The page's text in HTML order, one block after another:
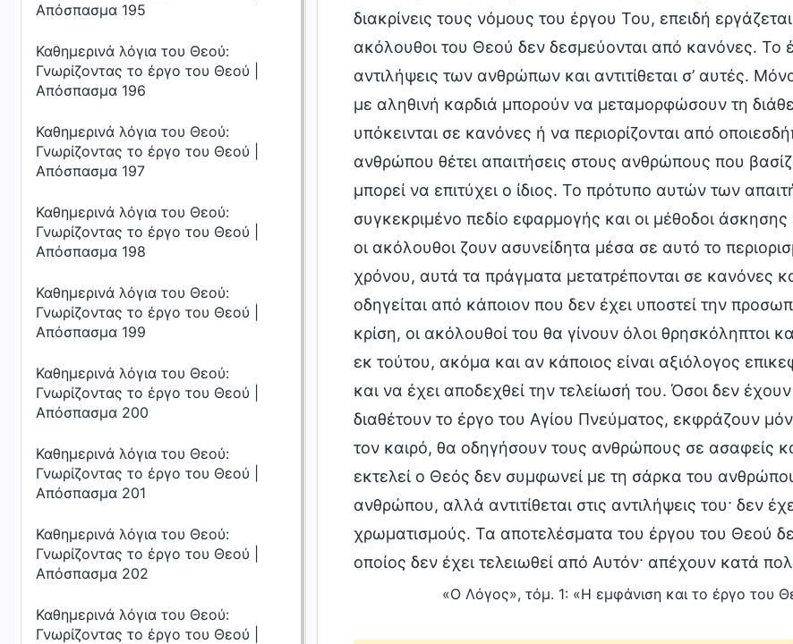
Απόσπασμα 195
Καθημερινά λόγια του Θεού:
Γνωρίζοντας το έργο του Θεού |
Απόσπασμα 196
Καθημερινά λόγια του Θεού:
Γνωρίζοντας το έργο του Θεού |
Απόσπασμα 197
Καθημερινά λόγια του Θεού:
Γνωρίζοντας το έργο του Θεού |
Απόσπασμα 198
Καθημερινά λόγια του Θεού:
Γνωρίζοντας το έργο του Θεού |
Απόσπασμα 199
Καθημερινά λόγια του Θεού:
Γνωρίζοντας το έργο του Θεού |
Απόσπασμα 200
Καθημερινά λόγια του Θεού:
Γνωρίζοντας το έργο του Θεού |
Απόσπασμα 201
Καθημερινά λόγια του Θεού:
Γνωρίζοντας το έργο του Θεού |
Απόσπασμα 202
Καθημερινά λόγια του Θεού:
Γνωρίζοντας το έργο του Θεού |
διακρίνεις τους νόμους του έργου Του, επειδή
ακόλουθοι του Θεού δεν δεσμεύονται από κανόνες. Το
αντιλήψεις των ανθρώπων και αντιτίθεται σ’ αυτές.
με αληθινή καρδιά μπορούν να μεταμορφώσουν τη
υπόκεινται σε κανόνες ή να περιορίζονται από
ανθρώπου θέτει απαιτήσεις στους ανθρώπους που
μπορεί να επιτύχει ο ίδιος. Το πρότυπο αυτών των
συγκεκριμένο πεδίο εφαρμογής και οι μέθοδοι
οι ακόλουθοι ζουν ασυνείδητα μέσα σε αυτό το
χρόνου, αυτά τα πράγματα μετατρέπονται σε κανόνες
οδηγείται από κάποιον που δεν έχει υποστεί την
κρίση, οι ακόλουθοί του θα γίνουν όλοι θρησκόληπτοι
εκ τούτου, ακόμα και αν κάποιος είναι αξιόλογος
και να έχει αποδεχθεί την τελείωσή του. Όσοι δεν
διαθέτουν το έργο του Αγίου Πνεύματος, εκφράζουν
τον καιρό, θα οδηγήσουν τους ανθρώπους σε ασαφείς
εκτελεί ο Θεός δεν συμφωνεί με τη σάρκα του
ανθρώπου, αλλά αντιτίθεται στις αντιλήψεις του· δεν
χρωματισμούς. Τα αποτελέσματα του έργου του Θεού
οποίος δεν έχει τελειωθεί από Αυτόν· απέχουν κατά
«Ο Λόγος», τόμ. 1: «Η εμφάνιση και το έργο του